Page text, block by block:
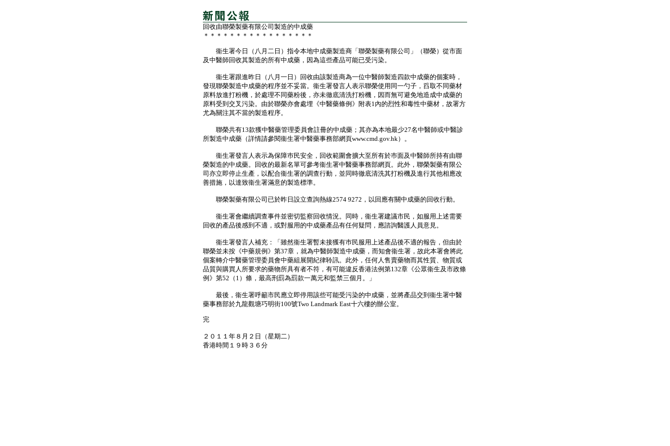
回收由聯榮製藥有限公司製造的中成藥
＊＊＊＊＊＊＊＊＊＊＊＊＊＊＊＊＊
衞生署今日（八月二日）指令本地中成藥製造商「聯榮製藥有限公司」（聯榮）從市面
及中醫師回收其製造的所有中成藥，因為這些產品可能已受污染。
衞生署跟進昨日（八月一日）回收由該製造商為一位中醫師製造四款中成藥的個案時，
發現聯榮製造中成藥的程序並不妥當。衞生署發言人表示聯榮使用同一勺子，舀取不同藥材
原料放進打粉機，於處理不同藥粉後，亦未徹底清洗打粉機，因而無可避免地造成中成藥的
原料受到交叉污染。由於聯榮亦會處埋《中醫藥條例》附表1內的烈性和毒性中藥材，故署方
尤為關注其不當的製造程序。
聯榮共有13款獲中醫藥管理委員會註冊的中成藥；其亦為本地最少27名中醫師或中醫診
所製造中成藥（詳情請參閱衞生署中醫藥事務部網頁www.cmd.gov.hk）。
衞生署發言人表示為保障巿民安全，回收範圍會擴大至所有於巿面及中醫師所持有由聯
榮製造的中成藥。回收的最新名單可參考衞生署中醫藥事務部網頁。此外，聯榮製藥有限公
司亦立即停止生產，以配合衞生署的調查行動，並同時徹底清洗其打粉機及進行其他相應改
善措施，以達致衞生署滿意的製造標準。
聯榮製藥有限公司已於昨日設立查詢熱線2574 9272，以回應有關中成藥的回收行動。
衞生署會繼續調查事件並密切監察回收情況。同時，衞生署建議市民，如服用上述需要
回收的產品後感到不適，或對服用的中成藥產品有任何疑問，應諮詢醫護人員意見。
衞生署發言人補充：「雖然衞生署暫未接獲有巿民服用上述產品後不適的報告，但由於
聯榮並未按《中藥規例》第37章，就為中醫師製造中成藥，而知會衞生署，故此本署會將此
個案轉介中醫藥管理委員會中藥組展開紀律聆訊。此外，任何人售賣藥物而其性質、物質或
品質與購買人所要求的藥物所具有者不符，有可能違反香港法例第132章《公眾衞生及市政條
例》第52（1）條，最高刑罰為罰款一萬元和監禁三個月。」
最後，衞生署呼籲市民應立即停用該些可能受污染的中成藥，並將產品交到衞生署中醫
藥事務部於九龍觀塘巧明街100號Two Landmark East十六樓的辦公室。
完
２０１１年８月２日（星期二）
香港時間１９時３６分